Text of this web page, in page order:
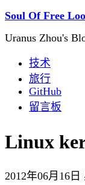
Soul Of Free
Uranus Zhou's
技术
旅行
GitHub
留言板
Linux
2012年06月16